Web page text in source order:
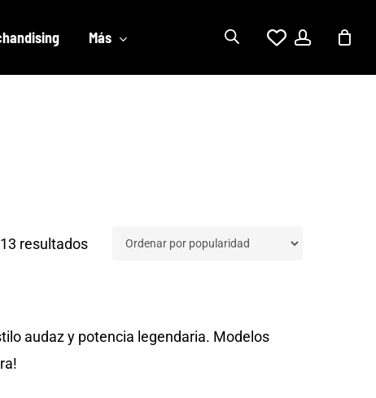
Más account
resultadosOrdenado
audaz y potencia legendaria. Modelos